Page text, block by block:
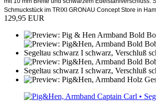
Schmuckstück im TRIXI GRONAU Concept Store in
129,95 EUR